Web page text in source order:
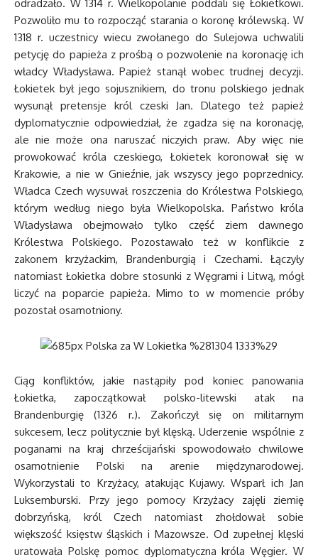
odradzało. W 1314 r. Wielkopolanie poddali się Łokietkowi.
Pozwoliło mu to rozpocząć starania o koronę królewską. W
1318 r. uczestnicy wiecu zwołanego do Sulejowa uchwalili
petycję do papieża z prośbą o pozwolenie na koronację ich
władcy Władysława. Papież stanął wobec trudnej decyzji.
Łokietek był jego sojusznikiem, do tronu polskiego jednak
wysunął pretensje król czeski Jan. Dlatego też papież
dyplomatycznie odpowiedział, że zgadza się na koronację,
ale nie może ona naruszać niczyich praw. Aby więc nie
prowokować króla czeskiego, Łokietek koronował się w
Krakowie, a nie w Gnieźnie, jak wszyscy jego poprzednicy.
Władca Czech wysuwał roszczenia do Królestwa Polskiego,
którym według niego była Wielkopolska. Państwo króla
Władysława obejmowało tylko część ziem dawnego
Królestwa Polskiego. Pozostawało też w konflikcie z
zakonem krzyżackim, Brandenburgią i Czechami. Łączyły
natomiast Łokietka dobre stosunki z Węgrami i Litwą, mógł
liczyć na poparcie papieża. Mimo to w momencie próby
pozostał osamotniony.
Ciąg konfliktów, jakie nastąpiły pod koniec panowania
Łokietka, zapoczątkował polsko-litewski atak na
Brandenburgię (1326 r.). Zakończył się on militarnym
sukcesem, lecz politycznie był klęską. Uderzenie wspólnie z
poganami na kraj chrześcijański spowodowało chwilowe
osamotnienie Polski na arenie międzynarodowej.
Wykorzystali to Krzyżacy, atakując Kujawy. Wsparł ich Jan
Luksemburski. Przy jego pomocy Krzyżacy zajęli ziemię
dobrzyńską, król Czech natomiast zhołdował sobie
większość księstw śląskich i Mazowsze. Od zupełnej klęski
uratowała Polskę pomoc dyplomatyczna króla Węgier. W